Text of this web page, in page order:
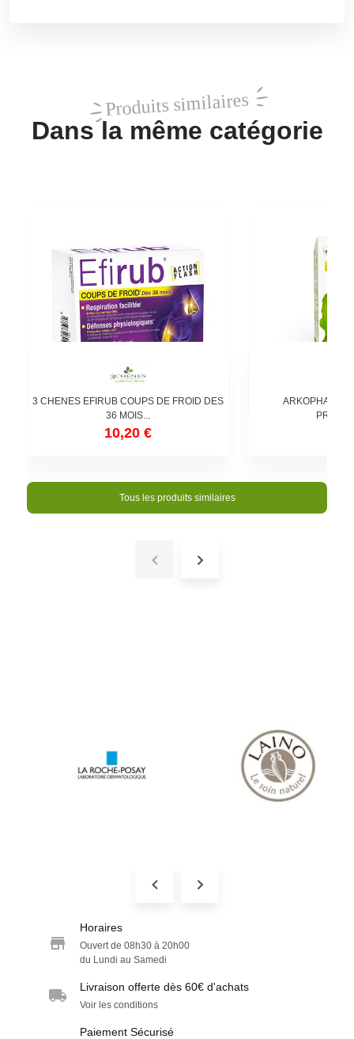
Produits similaires
Dans la même catégorie
3 CHENES EFIRUB COUPS DE FROID DES
36 MOIS...
10,20 €
ARKOPHARMA
Tous les produits similaires
Horaires
Ouvert de 08h30 à 20h00
du Lundi au Samedi
Livraison offerte dès 60€ d'achats
Voir les conditions
Paiement Sécurisé